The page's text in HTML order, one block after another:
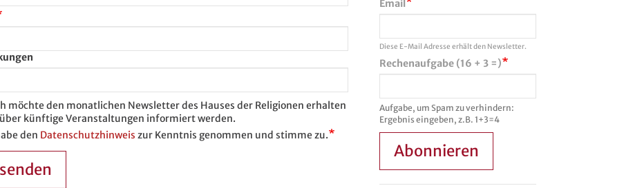
möchte den monatlichen Newsletter des Hauses der Religionen erhalten
künftige Veranstaltungen informiert werden.
den Datenschutzhinweis zur Kenntnis genommen und stimme zu.
Email
Diese E-Mail Adresse erhält den Newsletter.
Rechenaufgabe (16 + 3 =)
Aufgabe, um Spam zu verhindern:
Ergebnis eingeben, z.B. 1+3=4
Abonnieren